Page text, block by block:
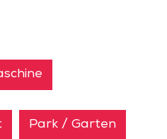
Park / Garten